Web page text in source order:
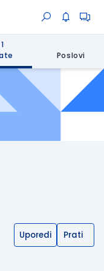
1
Poslovi
Uporedi Prati